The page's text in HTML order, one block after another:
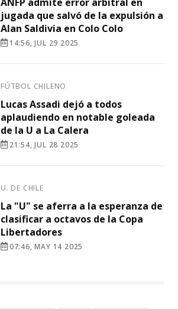
jugada que salvó de la expulsión a
Alan Saldivia en Colo Colo
14:56, JUL 29 2025
FÚTBOL CHILENO
Lucas Assadi dejó a todos
aplaudiendo en notable goleada
de la U a La Calera
21:54, JUL 28 2025
U. DE CHILE
La "U" se aferra a la esperanza de
clasificar a octavos de la Copa
Libertadores
07:46, MAY 14 2025